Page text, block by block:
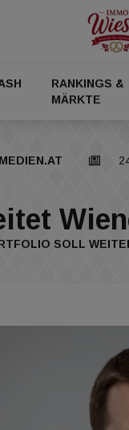
RANKINGS &
MÄRKTE
SOLL